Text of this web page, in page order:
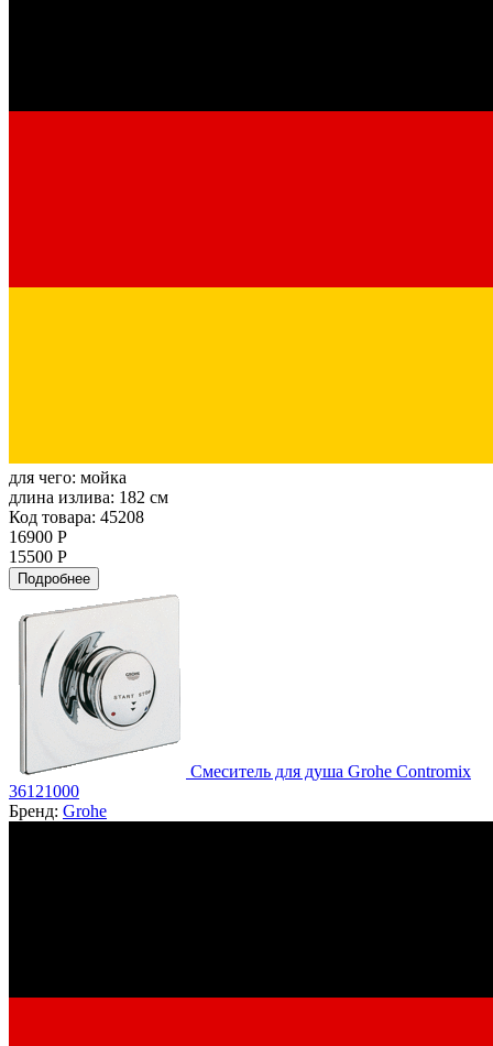
для чего: мойка
длина излива: 182 см
Код товара: 45208
16900 Р
15500 Р
Подробнее
Смеситель для душа Grohe Contromix
36121000
Бренд: Grohe